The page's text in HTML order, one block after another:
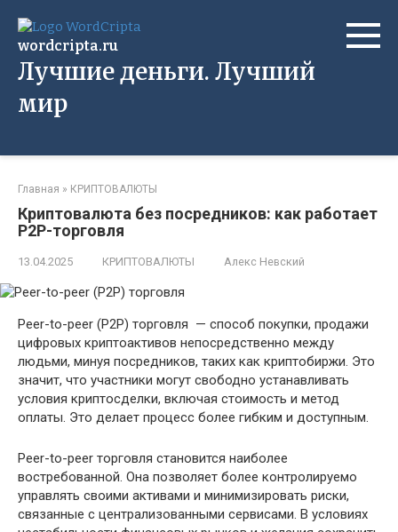
контенту
wordcripta.ru
Лучшие деньги. Лучший
мир
Главная » КРИПТОВАЛЮТЫ
Криптовалюта без посредников: как работает
P2P-торговля
13.04.2025 КРИПТОВАЛЮТЫ Алекс Невский
Peer-to-peer (P2P) торговля — способ покупки, продажи
цифровых криптоактивов непосредственно между
людьми, минуя посредников, таких как криптобиржи. Это
значит, что участники могут свободно устанавливать
условия криптосделки, включая стоимость и метод
оплаты. Это делает процесс более гибким и доступным.
Peer-to-peer торговля становится наиболее
востребованной. Она позволяет более контролируемо
управлять своими активами и минимизировать риски,
связанные с централизованными сервисами. В условиях